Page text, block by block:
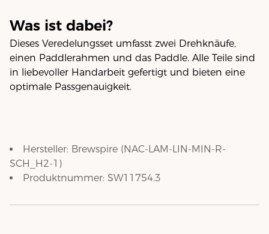
Was ist dabei?
Dieses Veredelungsset umfasst zwei Drehknäufe,
einen Paddlerahmen und das Paddle. Alle Teile sind
in liebevoller Handarbeit gefertigt und bieten eine
optimale Passgenauigkeit.
Hersteller: Brewspire (NAC-LAM-LIN-MIN-R-
SCH_H2-1 )
Produktnummer: SW11754.3